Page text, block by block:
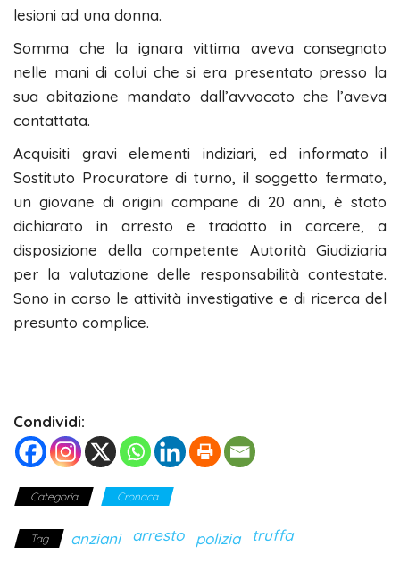
lesioni ad una donna.
Somma che la ignara vittima aveva consegnato
nelle mani di colui che si era presentato presso la
sua abitazione mandato dall’avvocato che l’aveva
contattata.
Acquisiti gravi elementi indiziari, ed informato il
Sostituto Procuratore di turno, il soggetto fermato,
un giovane di origini campane di 20 anni, è stato
dichiarato in arresto e tradotto in carcere, a
disposizione della competente Autorità Giudiziaria
per la valutazione delle responsabilità contestate.
Sono in corso le attività investigative e di ricerca del
presunto complice.
Condividi:
Categoria Cronaca
Tag anziani arresto polizia truffa